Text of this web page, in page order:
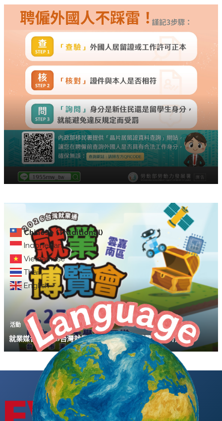
Chinese (Traditional)
Indonesian
Vietnamese
Thai
English
活動
就業媒合｜2026台灣就業通 雲嘉南區就業博覽會(6/27成大)